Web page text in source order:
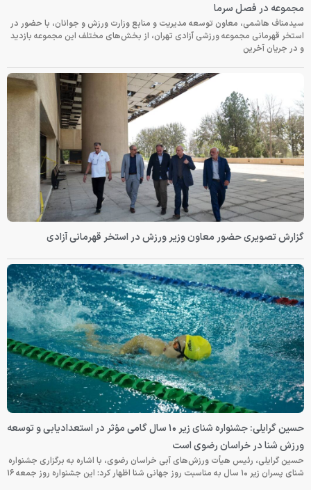
مجموعه در فصل سرما
سیدمناف هاشمی، معاون توسعه مدیریت و منابع وزارت ورزش و جوانان، با حضور در
استخر قهرمانی مجموعه ورزشی آزادی تهران، از بخش‌های مختلف این مجموعه بازدید
و در جریان آخرین
گزارش تصویری حضور معاون وزیر ورزش در استخر قهرمانی آزادی
حسین گرایلی: جشنواره شنای زیر ۱۰ سال گامی مؤثر در استعدادیابی و توسعه
ورزش شنا در خراسان رضوی است
حسین گرایلی، رئیس هیأت ورزش‌های آبی خراسان رضوی، با اشاره به برگزاری جشنواره
شنای پسران زیر ۱۰ سال به مناسبت روز جهانی شنا اظهار کرد: این جشنواره روز جمعه‌ ۱۶